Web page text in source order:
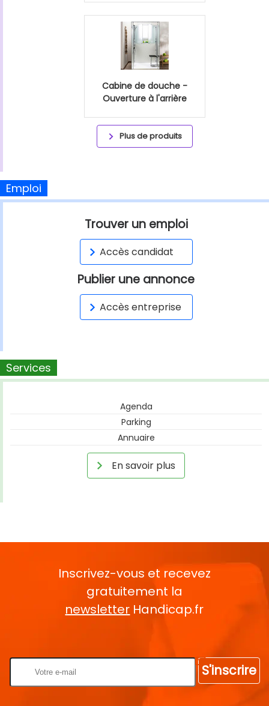
Cabine de douche -
Ouverture à l'arrière
Plus de produits
Emploi
Trouver un emploi
Accès candidat
Publier une annonce
Accès entreprise
Services
Agenda
Parking
Annuaire
En savoir plus
Inscrivez-vous et recevez
gratuitement la
newsletter Handicap.fr
S'inscrire